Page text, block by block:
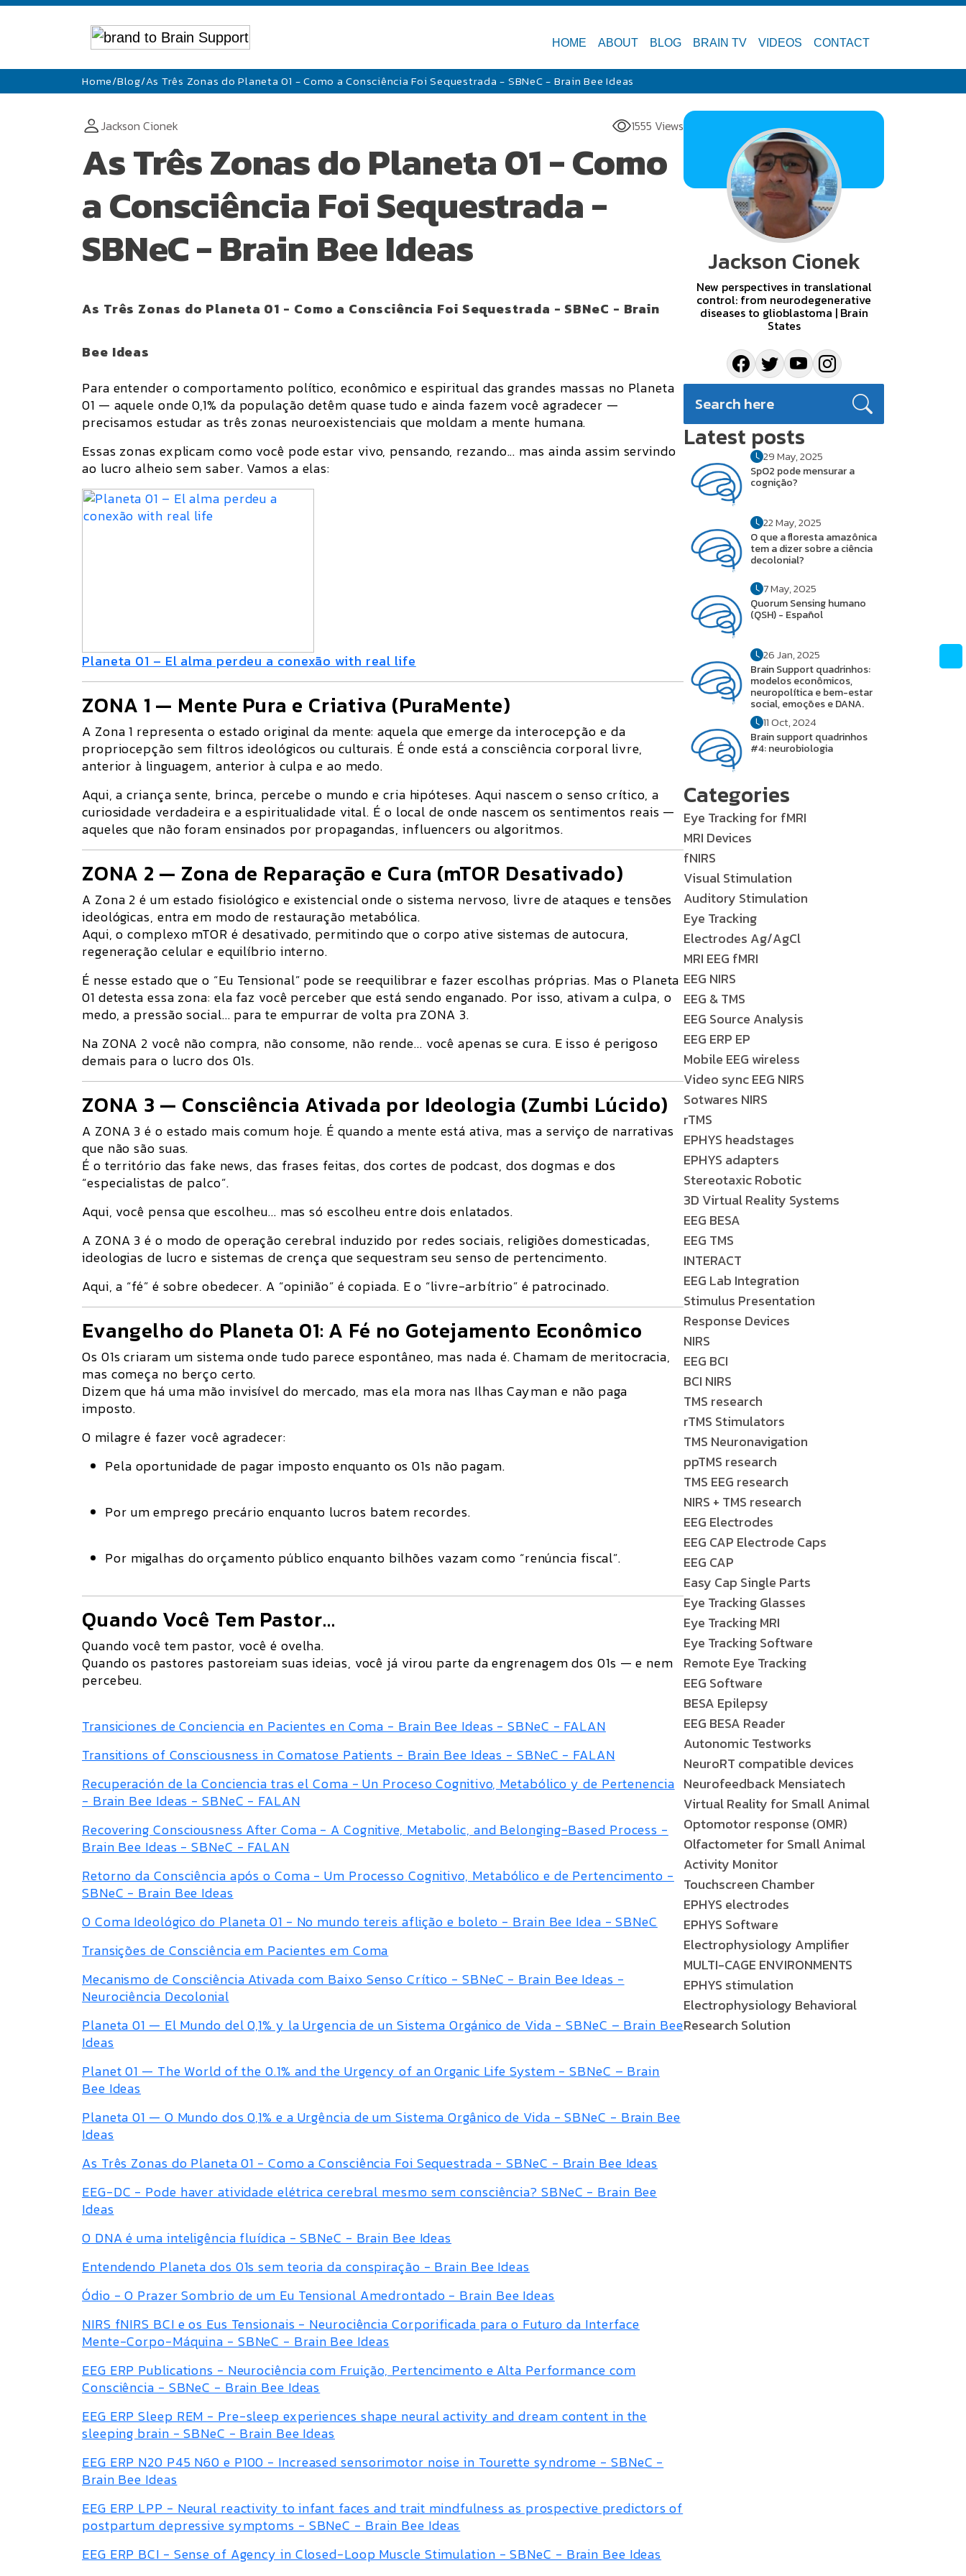
HOME ABOUT BLOG BRAIN TV VIDEOS CONTACT
Home/Blog/As Três Zonas do Planeta 01 - Como a Consciência Foi Sequestrada - SBNeC - Brain Bee Ideas
Jackson Cionek 1555 Views
As Três Zonas do Planeta 01 - Como
a Consciência Foi Sequestrada -
SBNeC - Brain Bee Ideas
As Três Zonas do Planeta 01 - Como a Consciência Foi Sequestrada - SBNeC - Brain
Bee Ideas
Para entender o comportamento político, econômico e espiritual das grandes massas no Planeta
01 — aquele onde0,1% da população detêm quase tudo e ainda fazem você agradecer —
precisamos estudar as três zonas neuroexistenciais que moldam a mente humana.
Essas zonas explicam como você pode estar vivo, pensando, rezando... mas ainda assim servindo
ao lucro alheio sem saber. Vamos a elas:
Planeta 01 – El alma perdeu a conexão with real life
ZONA 1 — Mente Pura e Criativa (PuraMente)
A Zona 1 representa o estado original da mente: aquela que emerge da interocepção e da
propriocepção sem filtros ideológicos ou culturais. É onde está aconsciência corporal livre,
anterior à linguagem, anterior à culpa e ao medo.
Aqui, a criança sente, brinca, percebe o mundo e cria hipóteses. Aqui nascem osenso crítico, a
curiosidade verdadeira e aespiritualidade vital. É o local de onde nascem os sentimentos reais —
aqueles que não foram ensinados por propagandas, influencers ou algoritmos.
ZONA 2 — Zona de Reparação e Cura (mTOR Desativado)
A Zona 2 é um estado fisiológico e existencial onde o sistema nervoso, livre de ataques e tensões
ideológicas, entra em modo de restauração metabólica.
Aqui, o complexo mTOR é desativado, permitindo que o corpo ative sistemas deautocura,
regeneração celular e equilíbrio interno.
É nesse estado que o “Eu Tensional” pode se reequilibrar e fazer escolhas próprias. Mas o Planeta
01 detesta essa zona: ela faz você perceber que está sendo enganado. Por isso, ativam a culpa, o
medo, a pressão social... para te empurrar de volta pra ZONA 3.
Na ZONA 2 você não compra, não consome, não rende... você apenas se cura. E isso é perigoso
demais para o lucro dos 01s.
ZONA 3 — Consciência Ativada por Ideologia (Zumbi Lúcido)
A ZONA 3 é o estado mais comum hoje. É quando a mente estáativa, masa serviço de narrativas
que não são suas.
É o território das fake news, das frases feitas, dos cortes de podcast, dos dogmas e dos
“especialistas de palco”.
Aqui, você pensa que escolheu... mas só escolheu entre dois enlatados.
A ZONA 3 é o modo de operação cerebral induzido por redes sociais, religiões domesticadas,
ideologias de lucro e sistemas de crença que sequestram seu senso de pertencimento.
Aqui, a “fé” é sobre obedecer. A “opinião” é copiada. E o “livre-arbítrio” é patrocinado.
Evangelho do Planeta 01: A Fé no Gotejamento Econômico
Os 01s criaram um sistema onde tudo parece espontâneo, mas nada é. Chamam de meritocracia,
mas começa no berço certo.
Dizem que há uma mão invisível do mercado, mas ela mora nas Ilhas Cayman e não paga
imposto.
O milagre é fazer você agradecer:
Pela oportunidade de pagar imposto enquanto os 01s não pagam.
Por um emprego precário enquanto lucros batem recordes.
Por migalhas do orçamento público enquanto bilhões vazam como “renúncia fiscal”.
Quando Você Tem Pastor...
Quando você tem pastor, você é ovelha.
Quando os pastores pastoreiam suas ideias, você já virou parte da engrenagem dos 01s — e nem
percebeu.
Transiciones de Conciencia en Pacientes en Coma - Brain Bee Ideas - SBNeC - FALAN
Transitions of Consciousness in Comatose Patients - Brain Bee Ideas - SBNeC - FALAN
Recuperación de la Conciencia tras el Coma - Un Proceso Cognitivo, Metabólico y de Pertenencia
- Brain Bee Ideas - SBNeC - FALAN
Recovering Consciousness After Coma - A Cognitive, Metabolic, and Belonging-Based Process -
Brain Bee Ideas - SBNeC - FALAN
Retorno da Consciência após o Coma - Um Processo Cognitivo, Metabólico e de Pertencimento -
SBNeC - Brain Bee Ideas
O Coma Ideológico do Planeta 01 - No mundo tereis aflição e boleto - Brain Bee Idea - SBNeC
Transições de Consciência em Pacientes em Coma
Mecanismo de Consciência Ativada com Baixo Senso Crítico - SBNeC - Brain Bee Ideas -
Neurociência Decolonial
Planeta 01 — El Mundo del 0,1% y la Urgencia de un Sistema Orgánico de Vida - SBNeC – Brain Bee
Ideas
Planet 01 — The World of the 0.1% and the Urgency of an Organic Life System - SBNeC – Brain
Bee Ideas
Planeta 01 — O Mundo dos 0,1% e a Urgência de um Sistema Orgânico de Vida - SBNeC - Brain Bee
Ideas
As Três Zonas do Planeta 01 - Como a Consciência Foi Sequestrada - SBNeC - Brain Bee Ideas
EEG-DC - Pode haver atividade elétrica cerebral mesmo sem consciência? SBNeC - Brain Bee
Ideas
O DNA é uma inteligência fluídica - SBNeC - Brain Bee Ideas
Entendendo Planeta dos 01s sem teoria da conspiração - Brain Bee Ideas
Ódio - O Prazer Sombrio de um Eu Tensional Amedrontado - Brain Bee Ideas
NIRS fNIRS BCI e os Eus Tensionais - Neurociência Corporificada para o Futuro da Interface
Mente-Corpo-Máquina - SBNeC - Brain Bee Ideas
EEG ERP Publications - Neurociência com Fruição, Pertencimento e Alta Performance com
Consciência - SBNeC - Brain Bee Ideas
EEG ERP Sleep REM - Pre-sleep experiences shape neural activity and dream content in the
sleeping brain - SBNeC - Brain Bee Ideas
EEG ERP N20 P45 N60 e P100 - Increased sensorimotor noise in Tourette syndrome - SBNeC -
Brain Bee Ideas
EEG ERP LPP - Neural reactivity to infant faces and trait mindfulness as prospective predictors of
postpartum depressive symptoms - SBNeC - Brain Bee Ideas
EEG ERP BCI - Sense of Agency in Closed-Loop Muscle Stimulation - SBNeC - Brain Bee Ideas
Jackson Cionek
New perspectives in translational
control: from neurodegenerative
diseases to glioblastoma | Brain
States
Latest posts
29 May, 2025
SpO2 pode mensurar a
cognição?
22 May, 2025
O que a floresta amazônica
tem a dizer sobre a ciência
decolonial?
7 May, 2025
Quorum Sensing humano
(QSH) - Español
26 Jan, 2025
Brain Support quadrinhos:
modelos econômicos,
neuropolítica e bem-estar
social, emoções e DANA.
11 Oct, 2024
Brain support quadrinhos
#4: neurobiologia
Categories
Eye Tracking for fMRI
MRI Devices
fNIRS
Visual Stimulation
Auditory Stimulation
Eye Tracking
Electrodes Ag/AgCl
MRI EEG fMRI
EEG NIRS
EEG & TMS
EEG Source Analysis
EEG ERP EP
Mobile EEG wireless
Video sync EEG NIRS
Sotwares NIRS
rTMS
EPHYS headstages
EPHYS adapters
Stereotaxic Robotic
3D Virtual Reality Systems
EEG BESA
EEG TMS
INTERACT
EEG Lab Integration
Stimulus Presentation
Response Devices
NIRS
EEG BCI
BCI NIRS
TMS research
rTMS Stimulators
TMS Neuronavigation
ppTMS research
TMS EEG research
NIRS + TMS research
EEG Electrodes
EEG CAP Electrode Caps
EEG CAP
Easy Cap Single Parts
Eye Tracking Glasses
Eye Tracking MRI
Eye Tracking Software
Remote Eye Tracking
EEG Software
BESA Epilepsy
EEG BESA Reader
Autonomic Testworks
NeuroRT compatible devices
Neurofeedback Mensiatech
Virtual Reality for Small Animal
Optomotor response (OMR)
Olfactometer for Small Animal
Activity Monitor
Touchscreen Chamber
EPHYS electrodes
EPHYS Software
Electrophysiology Amplifier
MULTI-CAGE ENVIRONMENTS
EPHYS stimulation
Electrophysiology Behavioral
Research Solution